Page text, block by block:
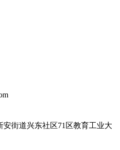
街道兴东社区71区教育工业大